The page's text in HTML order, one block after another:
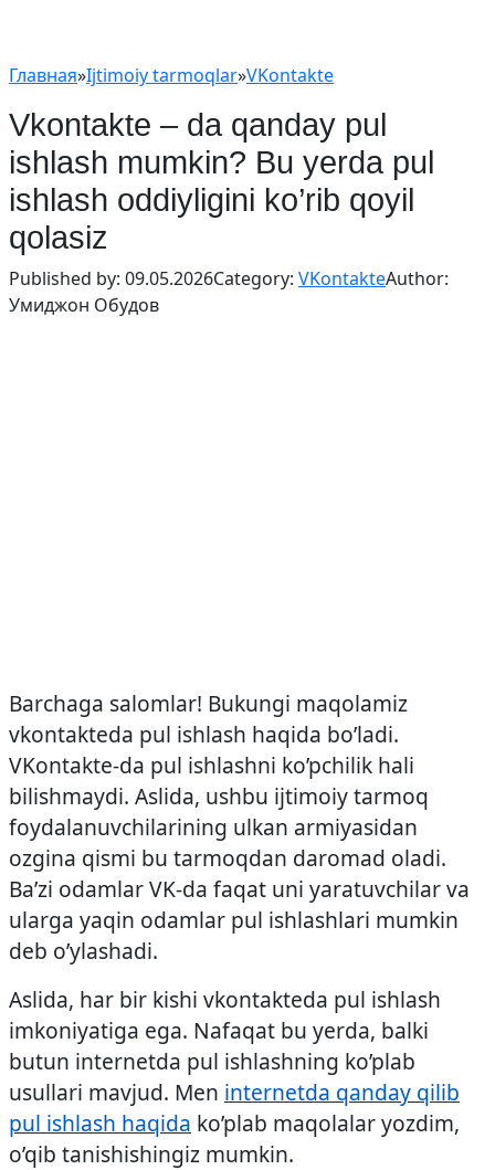
Главная»Ijtimoiy tarmoqlar»VKontakte
Vkontakte – da qanday pul
ishlash mumkin? Bu yerda pul
ishlash oddiyligini ko’rib qoyil
qolasiz
Published by: 09.05.2026Category: VKontakteAuthor:
Умиджон Обудов
Barchaga salomlar! Bukungi maqolamiz
vkontakteda pul ishlash haqida bo’ladi.
VKontakte-da pul ishlashni ko’pchilik hali
bilishmaydi. Aslida, ushbu ijtimoiy tarmoq
foydalanuvchilarining ulkan armiyasidan
ozgina qismi bu tarmoqdan daromad oladi.
Ba’zi odamlar VK-da faqat uni yaratuvchilar va
ularga yaqin odamlar pul ishlashlari mumkin
deb o’ylashadi.
Aslida, har bir kishi vkontakteda pul ishlash
imkoniyatiga ega. Nafaqat bu yerda, balki
butun internetda pul ishlashning ko’plab
usullari mavjud. Men internetda qanday qilib
pul ishlash haqida ko’plab maqolalar yozdim,
o’qib tanishishingiz mumkin.